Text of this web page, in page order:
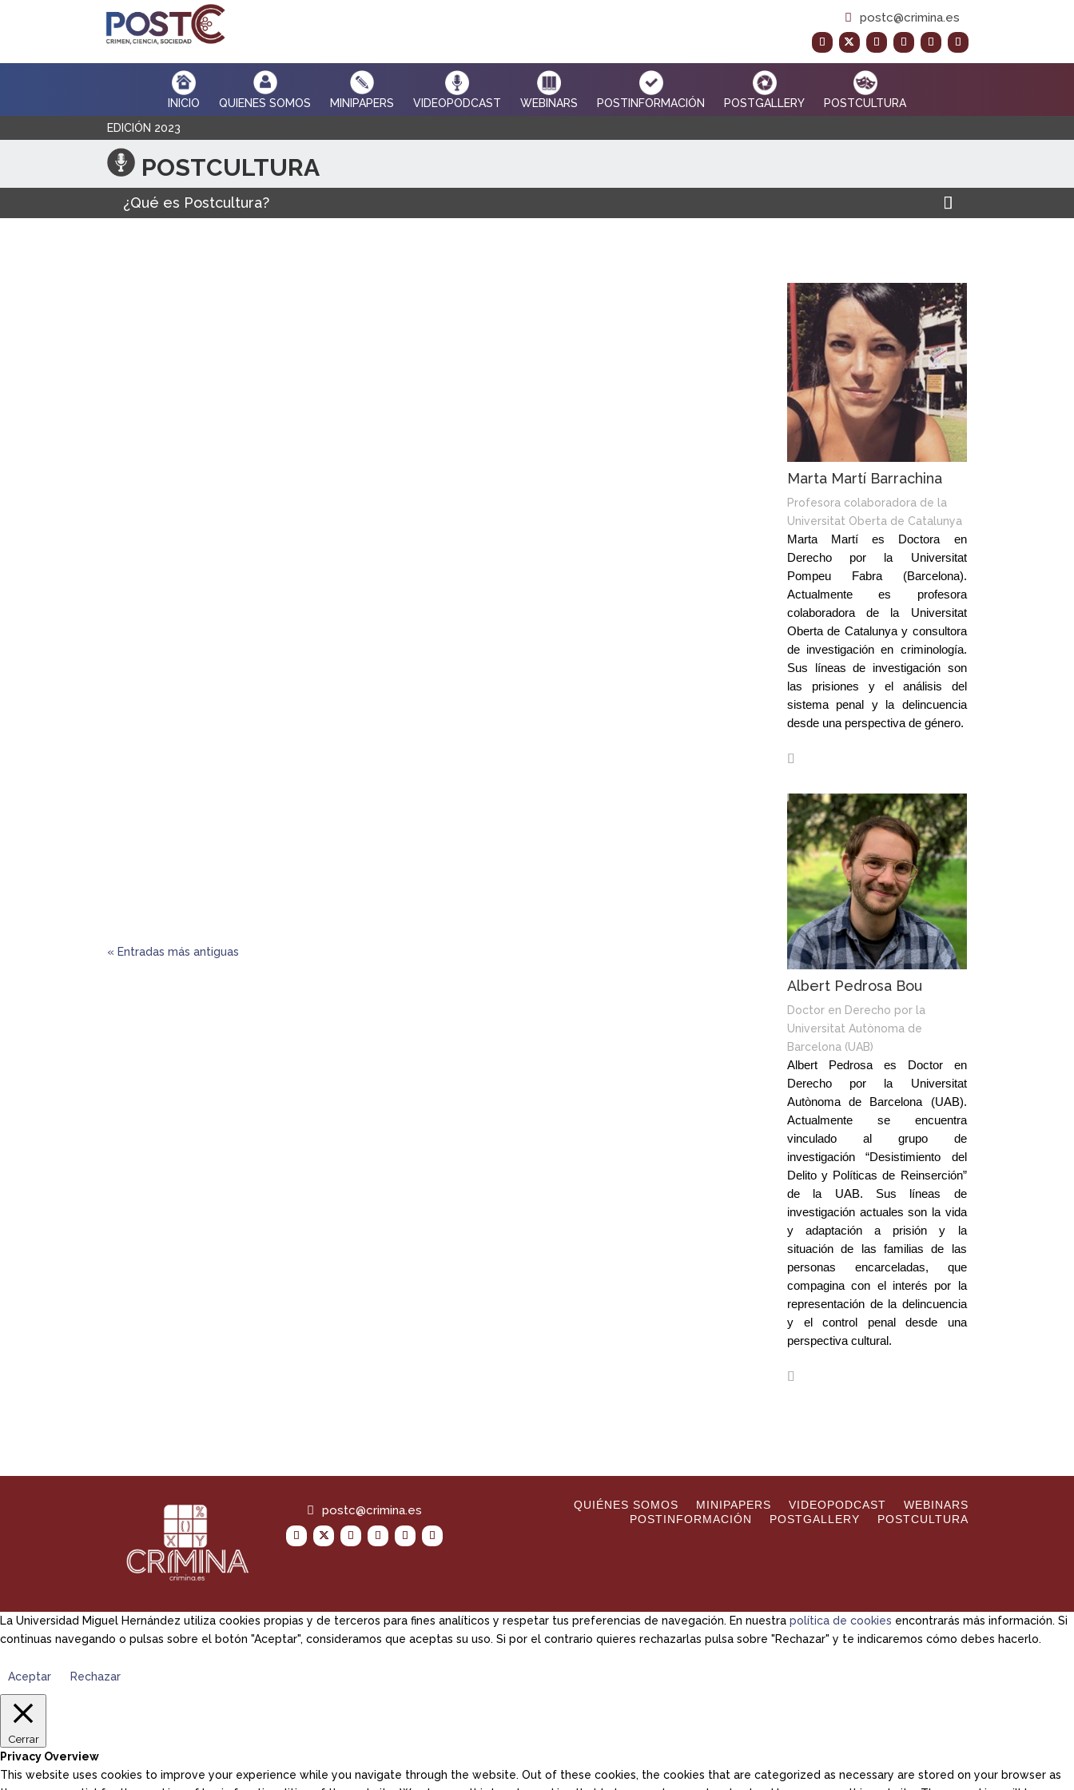
postc@crimina.es
INICIO QUIENES SOMOS MINIPAPERS VIDEOPODCAST WEBINARS POSTINFORMACIÓN POSTGALLERY
POSTCULTURA
EDICIÓN 2023
POSTCULTURA
¿Qué es Postcultura?
« Entradas más antiguas
Marta Martí Barrachina
Profesora colaboradora de la
Universitat Oberta de Catalunya
Marta Martí es Doctora en
Derecho por la Universitat
Pompeu Fabra (Barcelona).
Actualmente es profesora
colaboradora de la Universitat
Oberta de Catalunya y consultora
de investigación en criminología.
Sus líneas de investigación son
las prisiones y el análisis del
sistema penal y la delincuencia
desde una perspectiva de género.
Albert Pedrosa Bou
Doctor en Derecho por la
Universitat Autònoma de
Barcelona (UAB)
Albert Pedrosa es Doctor en
Derecho por la Universitat
Autònoma de Barcelona (UAB).
Actualmente se encuentra
vinculado al grupo de
investigación “Desistimiento del
Delito y Políticas de Reinserción”
de la UAB. Sus líneas de
investigación actuales son la vida
y adaptación a prisión y la
situación de las familias de las
personas encarceladas, que
compagina con el interés por la
representación de la delincuencia
y el control penal desde una
perspectiva cultural.
postc@crimina.es QUIÉNES SOMOS MINIPAPERS VIDEOPODCAST
WEBINARS
POSTINFORMACIÓN
POSTGALLERY POSTCULTURA
La Universidad Miguel Hernández utiliza cookies propias y de terceros para fines analíticos y respetar tus preferencias de navegación. En nuestra política de cookies encontrarás más información. Si
continuas navegando o pulsas sobre el botón "Aceptar", consideramos que aceptas su uso. Si por el contrario quieres rechazarlas pulsa sobre "Rechazar" y te indicaremos cómo debes hacerlo.
Aceptar Rechazar
Cerrar
Privacy Overview
This website uses cookies to improve your experience while you navigate through the website. Out of these cookies, the cookies that are categorized as necessary are stored on your browser as